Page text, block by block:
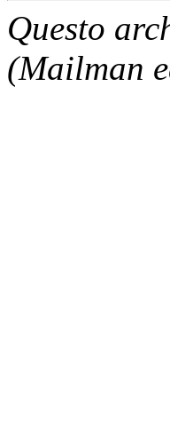
Questo
(Mailman